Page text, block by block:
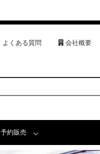
よくある質問 会社概要
予約販売